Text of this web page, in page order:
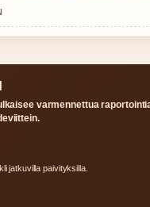
varmennettua
jatkuvilla paivityksilla.